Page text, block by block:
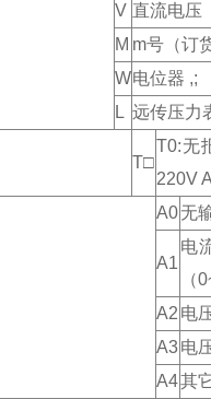
V 直流电压
M m号（订
W电位器 ,;
L 远传压力
T□
T0:无
220V
A0无
A1
电
（
A2 电
A3电
A4其